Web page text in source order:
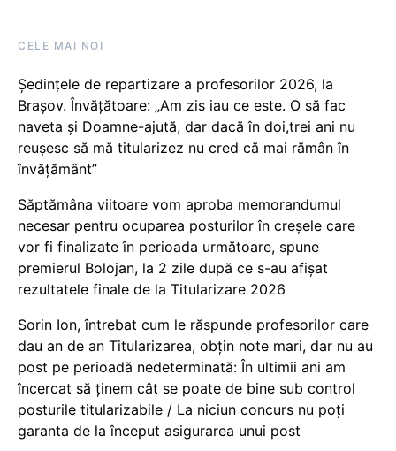
CELE MAI NOI
Ședințele de repartizare a profesorilor 2026, la
Brașov. Învățătoare: „Am zis iau ce este. O să fac
naveta și Doamne-ajută, dar dacă în doi,trei ani nu
reușesc să mă titularizez nu cred că mai rămân în
învățământ”
Săptămâna viitoare vom aproba memorandumul
necesar pentru ocuparea posturilor în creșele care
vor fi finalizate în perioada următoare, spune
premierul Bolojan, la 2 zile după ce s-au afișat
rezultatele finale de la Titularizare 2026
Sorin Ion, întrebat cum le răspunde profesorilor care
dau an de an Titularizarea, obțin note mari, dar nu au
post pe perioadă nedeterminată: În ultimii ani am
încercat să ținem cât se poate de bine sub control
posturile titularizabile / La niciun concurs nu poți
garanta de la început asigurarea unui post